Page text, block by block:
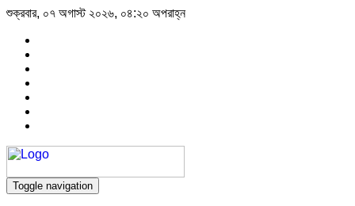
শুক্রবার, ০৭ অগাস্ট ২০২৬, ০৪:২০ অপরাহ্ন
Toggle navigation